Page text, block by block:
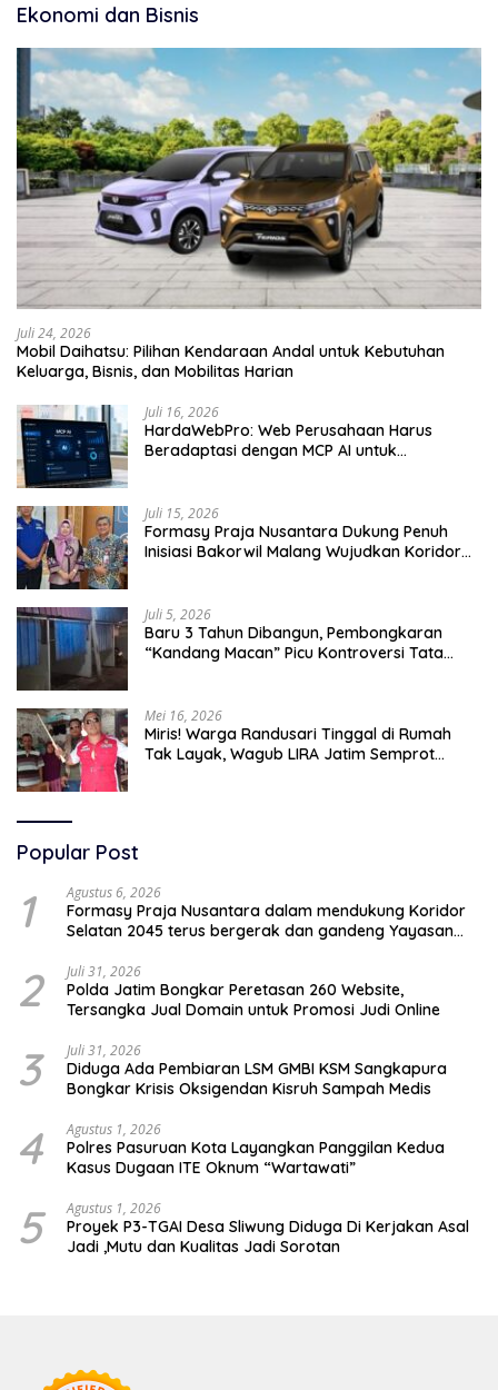
Ekonomi dan Bisnis
Juli 24, 2026
Mobil Daihatsu: Pilihan Kendaraan Andal untuk Kebutuhan
Keluarga, Bisnis, dan Mobilitas Harian
Juli 16, 2026
HardaWebPro: Web Perusahaan Harus
Beradaptasi dengan MCP AI untuk
Juli 15, 2026
Formasy Praja Nusantara Dukung Penuh
Inisiasi Bakorwil Malang Wujudkan Koridor
Juli 5, 2026
Baru 3 Tahun Dibangun, Pembongkaran
“Kandang Macan” Picu Kontroversi Tata
Mei 16, 2026
Miris! Warga Randusari Tinggal di Rumah
Tak Layak, Wagub LIRA Jatim Semprot
Popular Post
1 Agustus 6, 2026
Formasy Praja Nusantara dalam mendukung Koridor
Selatan 2045 terus bergerak dan gandeng Yayasan
2 Juli 31, 2026
Polda Jatim Bongkar Peretasan 260 Website,
Tersangka Jual Domain untuk Promosi Judi Online
3 Juli 31, 2026
Diduga Ada Pembiaran LSM GMBI KSM Sangkapura
Bongkar Krisis Oksigendan Kisruh Sampah Medis
4 Agustus 1, 2026
Polres Pasuruan Kota Layangkan Panggilan Kedua
Kasus Dugaan ITE Oknum “Wartawati”
5 Agustus 1, 2026
Proyek P3-TGAI Desa Sliwung Diduga Di Kerjakan Asal
Jadi ,Mutu dan Kualitas Jadi Sorotan